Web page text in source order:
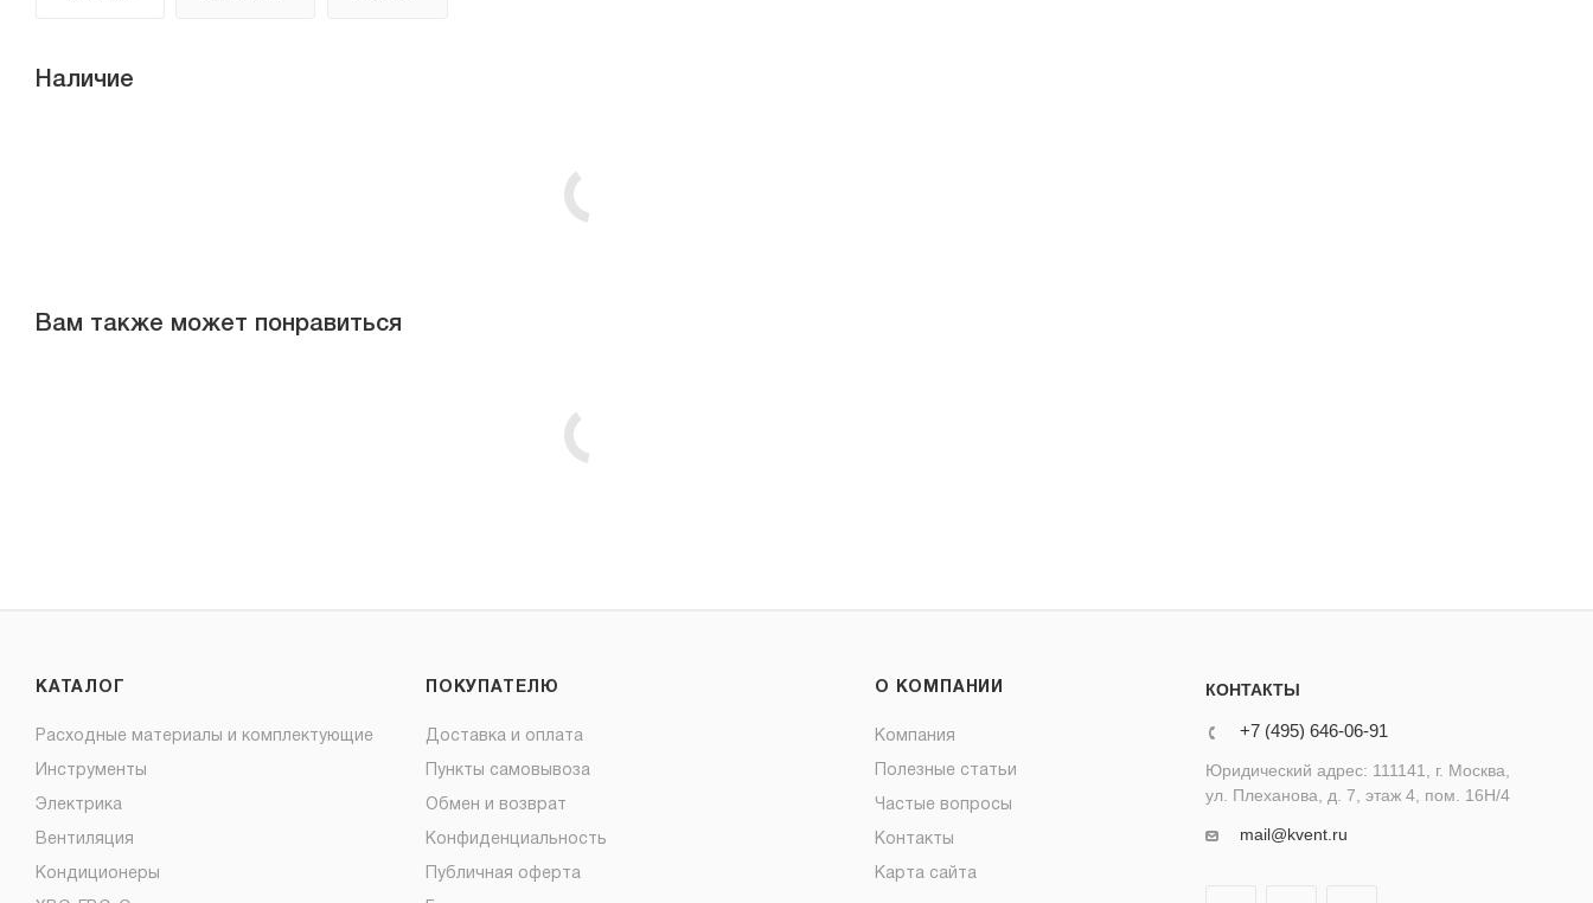
Наличие
Вам также может понравиться
КАТАЛОГ
Расходные материалы и комплектующие
Инструменты
Электрика
Вентиляция
Кондиционеры
ПОКУПАТЕЛЮ
Доставка и оплата
Пункты самовывоза
Обмен и возврат
Конфиденциальность
Публичная оферта
О КОМПАНИИ
Компания
Полезные статьи
Частые вопросы
Контакты
Карта сайта
КОНТАКТЫ
+7 (495) 646-06-91
Юридический адрес: 111141, г. Москва,
ул. Плеханова, д. 7, этаж 4, пом. 16Н/4
mail@kvent.ru